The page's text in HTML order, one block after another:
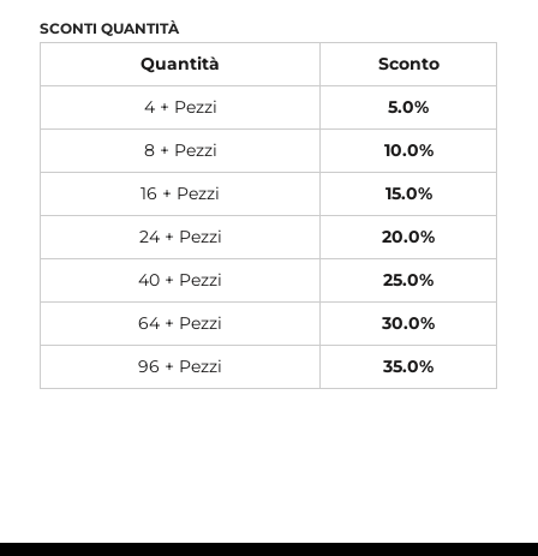
SCONTI QUANTITÀ
Quantità
Sconto
4 + Pezzi
5.0%
8 + Pezzi
10.0%
16 + Pezzi
15.0%
24 + Pezzi
20.0%
40 + Pezzi
25.0%
64 + Pezzi
30.0%
96 + Pezzi
35.0%